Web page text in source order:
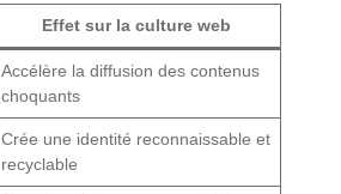
Effet sur la culture web
Accélère la diffusion des contenus
choquants
Crée une identité reconnaissable et
recyclable